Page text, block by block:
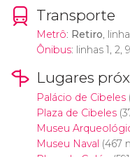
Transporte
Metrô: Retiro,
Ônibus: linhas 1, 2,
Lugares
Palácio de Cibeles
Plaza de Cibeles
Museu
Museu Naval (467